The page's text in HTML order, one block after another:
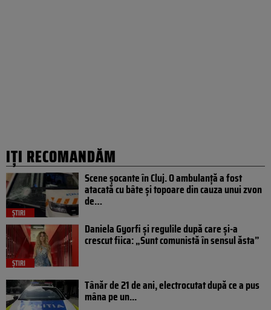
IȚI RECOMANDĂM
ȘTIRI
Scene șocante în Cluj. O ambulanță a fost
atacată cu bâte și topoare din cauza unui zvon
de…
ȘTIRI
Daniela Gyorfi și regulile după care și-a
crescut fiica: „Sunt comunistă în sensul ăsta”
Tânăr de 21 de ani, electrocutat după ce a pus
mâna pe un...